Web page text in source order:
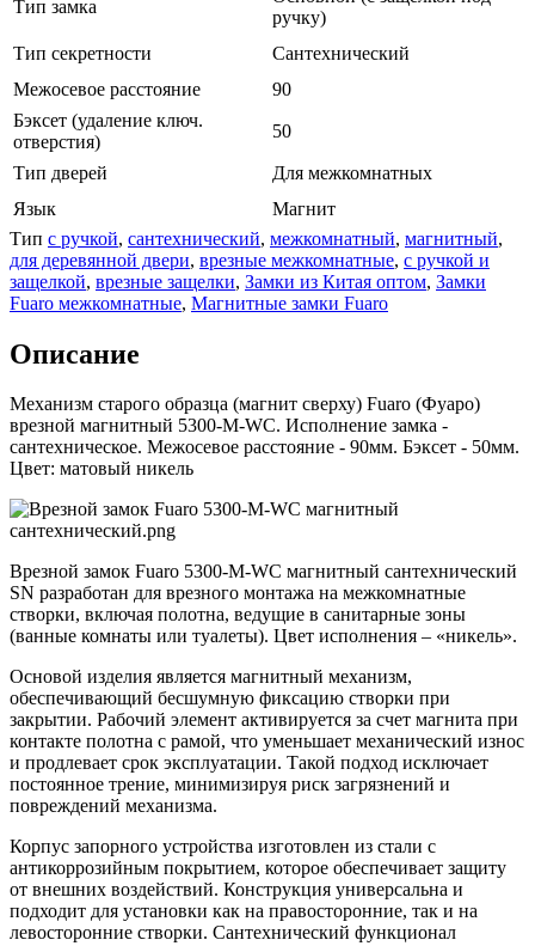
Тип замка
ручку)
Тип секретности
Сантехнический
Межосевое расстояние
90
Бэксет (удаление ключ.
отверстия)
50
Тип дверей
Для межкомнатных
Язык
Магнит
Тип с ручкой, сантехнический, межкомнатный, магнитный,
для деревянной двери, врезные межкомнатные, с ручкой и
защелкой, врезные защелки, Замки из Китая оптом, Замки
Fuaro межкомнатные, Магнитные замки Fuaro
Описание
Механизм старого образца (магнит сверху) Fuaro (Фуаро)
врезной магнитный 5300-M-WC. Исполнение замка -
сантехническое. Межосевое расстояние - 90мм. Бэксет - 50мм.
Цвет: матовый никель
Врезной замок Fuaro 5300-M-WС магнитный сантехнический
SN разработан для врезного монтажа на межкомнатные
створки, включая полотна, ведущие в санитарные зоны
(ванные комнаты или туалеты). Цвет исполнения – «никель».
Основой изделия является магнитный механизм,
обеспечивающий бесшумную фиксацию створки при
закрытии. Рабочий элемент активируется за счет магнита при
контакте полотна с рамой, что уменьшает механический износ
и продлевает срок эксплуатации. Такой подход исключает
постоянное трение, минимизируя риск загрязнений и
повреждений механизма.
Корпус запорного устройства изготовлен из стали с
антикоррозийным покрытием, которое обеспечивает защиту
от внешних воздействий. Конструкция универсальна и
подходит для установки как на правосторонние, так и на
левосторонние створки. Сантехнический функционал